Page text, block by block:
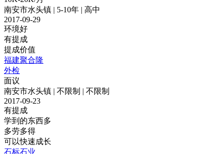
南安市水头镇 | 5-10年 | 高中
2017-09-29
环境好
有提成
提成价值
福建聚合隆
外检
面议
南安市水头镇 | 不限制 | 不限制
2017-09-23
有提成
学到的东西多
多劳多得
可以快速成长
石标石业